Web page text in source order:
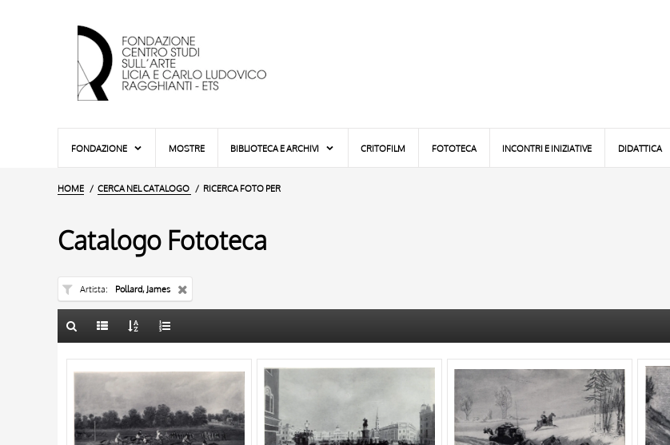
FONDAZIONE MOSTRE BIBLIOTECA E ARCHIVI CRITOFILM FOTOTECA INCONTRI E INIZIATIVE DIDATTICA
HOME CERCA NEL CATALOGO RICERCA FOTO PER
Catalogo Fototeca
Artista Pollard, James
AUTORE
MATERIA E TECNICA
10 RISULTATI
20 RISULTATI